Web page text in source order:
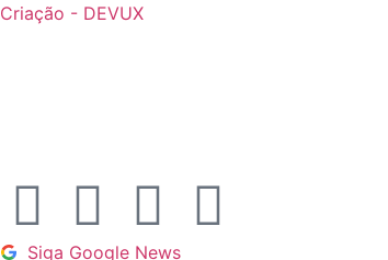
Criação - DEVUX
Siga Google News